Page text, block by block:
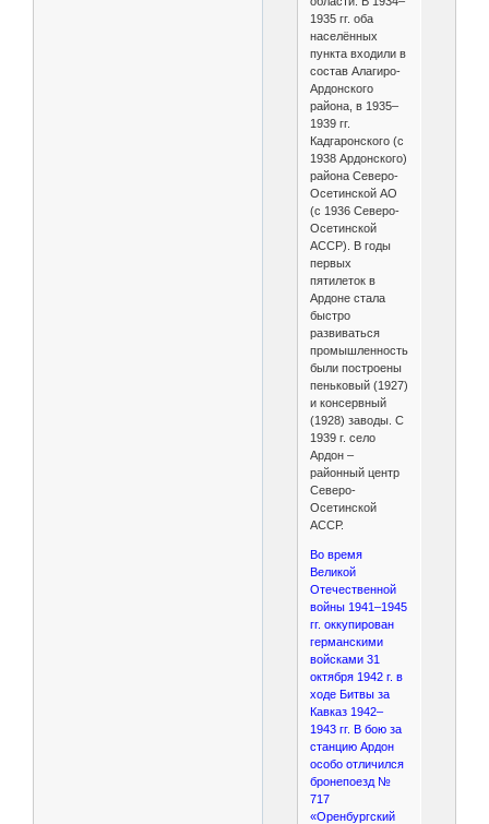
1935 гг. оба
населённых
пункта входили в
состав Алагиро-
Ардонского
района, в 1935–
1939 гг.
Кадгаронского (с
1938 Ардонского)
района Северо-
Осетинской АО
(с 1936 Северо-
Осетинской
АССР). В годы
первых
пятилеток в
Ардоне стала
быстро
развиваться
промышленность,
были построены
пеньковый (1927)
и консервный
(1928) заводы. С
1939 г. село
Ардон –
районный центр
Северо-
Осетинской
АССР.
Во время
Великой
Отечественной
войны 1941–1945
гг. оккупирован
германскими
войсками 31
октября 1942 г. в
ходе Битвы за
Кавказ 1942–
1943 гг. В бою за
станцию Ардон
особо отличился
бронепоезд №
717
«Оренбургский